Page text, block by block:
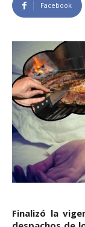
Facebook
Finalizó la